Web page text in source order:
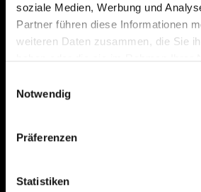
soziale Medien, Werbung und
Partner führen diese Informationen
weiteren Daten zusammen, die Sie
Notwendig
Präferenzen
Statistiken
Das erste Depot in Österreich mit
0€ Ausgabeaufschlag und 0€
knapp 2000 Fonds und 0€
All rights reserved.